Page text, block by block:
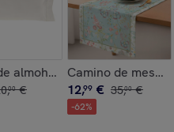
disponibles.
multicolor - varias medidas
Varios tamaños
almohada 100% algodón
,00 €
Camino de mesa
12,99 € 35,00 €
-62%